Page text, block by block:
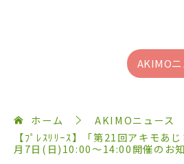
AKIMO
ホーム
AKIMOニュース
【ﾌﾟﾚｽﾘﾘｰｽ】「第21回アキモあ
月7日(日)10:00～14:00開催のお